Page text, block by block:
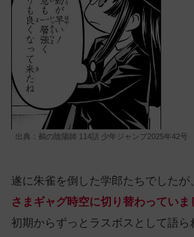
出典：鵺の陰陽師 114話 少年ジャンプ2025年42号
遂に朱雀を倒した学郎たちでしたが
さまギャグ時空に切り替わっていま
初期からずっとラスボスとして語